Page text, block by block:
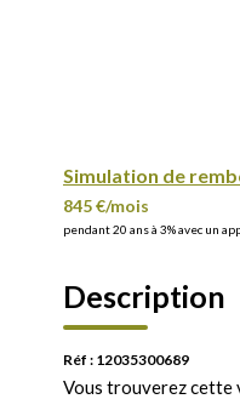
Simulation de
845 €/mois
pendant 20 ans à 3% avec un
Description
Réf : 12035300689
Vous trouverez cette